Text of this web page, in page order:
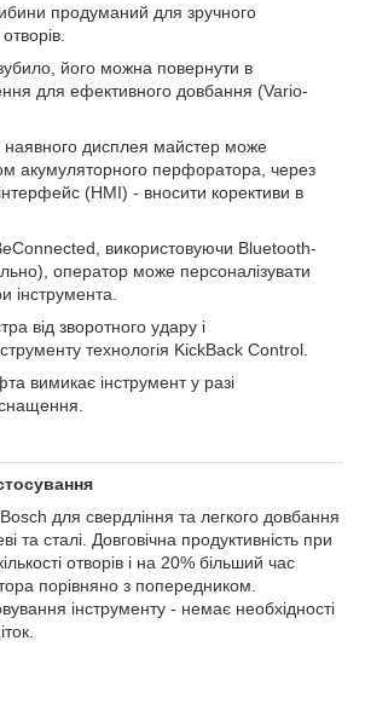
продуманий для зручного
його можна повернути в
для ефективного довбання (Vario-
дисплея майстер може
акумуляторного перфоратора, через
(HMI) - вносити корективи в
використовуючи Bluetooth-
оператор може персоналізувати
інструмента.
від зворотного удару і
технологія KickBack Control.
вимикає інструмент у разі
Bosch для свердління та легкого довбання
та сталі. Довговічна продуктивність при
отворів і на 20% більший час
порівняно з попередником.
інструменту - немає необхідності